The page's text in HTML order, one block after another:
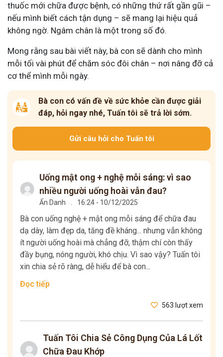
thuốc mới chữa được bệnh, có những thứ rất gần gũi –
nếu mình biết cách tận dụng – sẽ mang lại hiệu quả
không ngờ. Ngâm chân là một trong số đó.
Mong rằng sau bài viết này, bà con sẽ dành cho mình
mỗi tối vài phút để chăm sóc đôi chân – nơi nâng đỡ cả
cơ thể mình mỗi ngày.
Bà con có vấn đề về sức khỏe cần được giải
đáp, hỏi ngay nhé, Tuấn tôi sẽ trả lời sớm.
Gửi câu hỏi cho Tuấn tôi
Uống mật ong + nghệ mỗi sáng: vì sao
nhiều người uống hoài vẫn đau?
Ẩn Danh 16:24 - 10/12/2025
Bà con uống nghệ + mật ong mỗi sáng để chữa đau
dạ dày, làm đẹp da, tăng đề kháng... nhưng vẫn không
ít người uống hoài mà chẳng đỡ, thậm chí còn thấy
đầy bụng, nóng người, khó chịu. Vì sao vậy? Tuấn tôi
xin chia sẻ rõ ràng, dễ hiểu để bà con...
Đọc tiếp
563 lượt xem
Tuấn Tôi Chia Sẻ Công Dụng Của Lá Lốt
Chữa Đau Khớp